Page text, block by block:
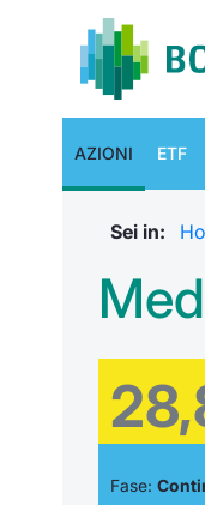
AZIONI ETF
Sei in:
Fase: